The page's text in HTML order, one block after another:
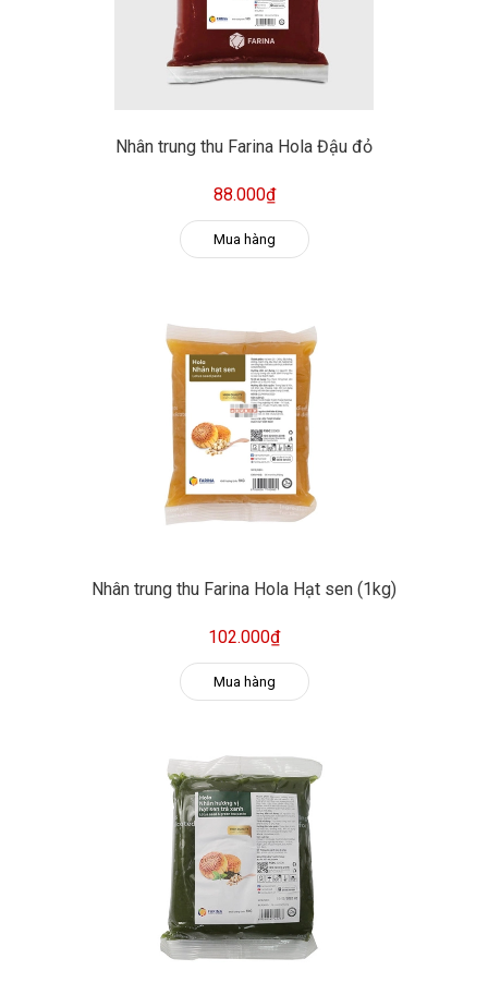
Nhân trung thu Farina Hola Đậu đỏ
88.000₫
Mua hàng
Nhân trung thu Farina Hola Hạt sen (1kg)
102.000₫
Mua hàng